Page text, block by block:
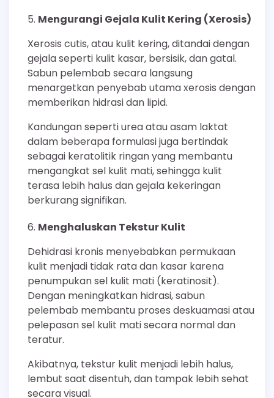
Mengurangi Gejala Kulit Kering (Xerosis)
Xerosis cutis, atau kulit kering, ditandai dengan
gejala seperti kulit kasar, bersisik, dan gatal.
Sabun pelembab secara langsung
menargetkan penyebab utama xerosis dengan
memberikan hidrasi dan lipid.
Kandungan seperti urea atau asam laktat
dalam beberapa formulasi juga bertindak
sebagai keratolitik ringan yang membantu
mengangkat sel kulit mati, sehingga kulit
terasa lebih halus dan gejala kekeringan
berkurang signifikan.
Menghaluskan Tekstur Kulit
Dehidrasi kronis menyebabkan permukaan
kulit menjadi tidak rata dan kasar karena
penumpukan sel kulit mati (keratinosit).
Dengan meningkatkan hidrasi, sabun
pelembab membantu proses deskuamasi atau
pelepasan sel kulit mati secara normal dan
teratur.
Akibatnya, tekstur kulit menjadi lebih halus,
lembut saat disentuh, dan tampak lebih sehat
secara visual.